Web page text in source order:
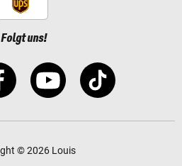
Folgt uns!
© 2026 Louis